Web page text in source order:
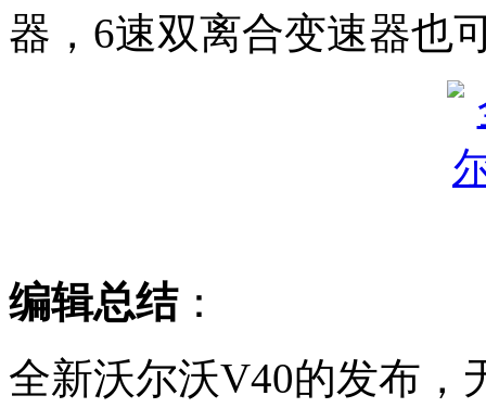
器，6速双离合变速器也
编辑总结：
全新沃尔沃V40的发布，